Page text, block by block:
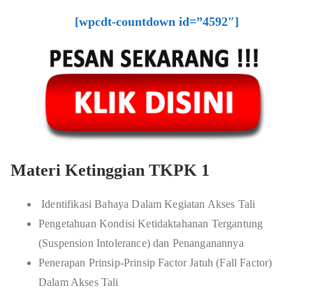
[wpcdt-countdown id=”4592″]
Materi Ketinggian TKPK 1
Identifikasi Bahaya Dalam Kegiatan Akses Tali
Pengetahuan Kondisi Ketidaktahanan Tergantung
(Suspension Intolerance) dan Penanganannya
Penerapan Prinsip-Prinsip Factor Jatuh (Fall Factor)
Dalam Akses Tali